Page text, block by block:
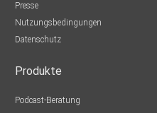
Presse
Nutzungsbedingungen
Datenschutz
Produkte
Podcast-Beratung